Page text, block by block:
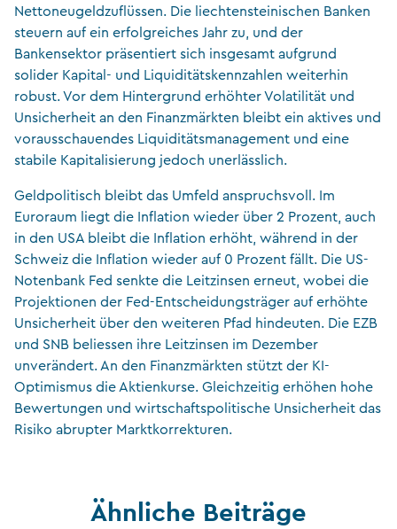
Nettoneugeldzuflüssen. Die liechtensteinischen Banken
steuern auf ein erfolgreiches Jahr zu, und der
Bankensektor präsentiert sich insgesamt aufgrund
solider Kapital- und Liquiditätskennzahlen weiterhin
robust. Vor dem Hintergrund erhöhter Volatilität und
Unsicherheit an den Finanzmärkten bleibt ein aktives und
vorausschauendes Liquiditätsmanagement und eine
stabile Kapitalisierung jedoch unerlässlich.
Geldpolitisch bleibt das Umfeld anspruchsvoll. Im
Euroraum liegt die Inflation wieder über 2 Prozent, auch
in den USA bleibt die Inflation erhöht, während in der
Schweiz die Inflation wieder auf 0 Prozent fällt. Die US-
Notenbank Fed senkte die Leitzinsen erneut, wobei die
Projektionen der Fed-Entscheidungsträger auf erhöhte
Unsicherheit über den weiteren Pfad hindeuten. Die EZB
und SNB beliessen ihre Leitzinsen im Dezember
unverändert. An den Finanzmärkten stützt der KI-
Optimismus die Aktienkurse. Gleichzeitig erhöhen hohe
Bewertungen und wirtschaftspolitische Unsicherheit das
Risiko abrupter Marktkorrekturen.
Ähnliche Beiträge